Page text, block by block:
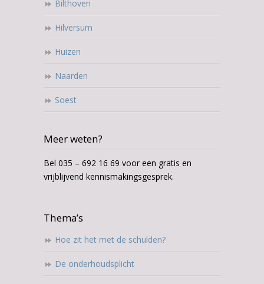
Bilthoven
Hilversum
Huizen
Naarden
Soest
Meer weten?
Bel 035 – 692 16 69 voor een gratis en
vrijblijvend kennismakingsgesprek.
Thema’s
Hoe zit het met de schulden?
De onderhoudsplicht